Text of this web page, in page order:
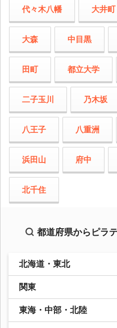
代々木八幡 大井町
大森 中目黒
田町 都立大学
二子玉川 乃木坂
八王子 八重洲
浜田山 府中
北千住
都道府県からピラ
北海道・東北
関東
東海・中部・北陸